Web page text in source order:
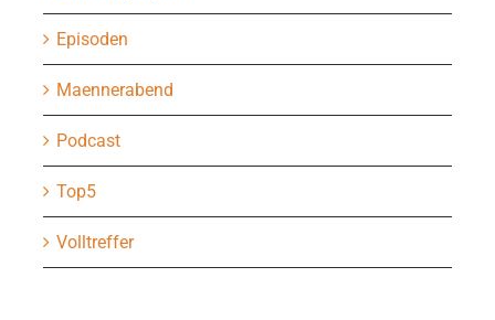
Episoden
Maennerabend
Podcast
Top5
Volltreffer